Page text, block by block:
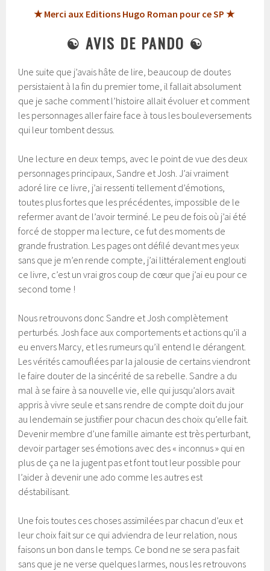
★ Merci aux Editions Hugo Roman pour ce SP ★
☯ AVIS DE PANDO ☯
Une suite que j’avais hâte de lire, beaucoup de doutes
persistaient à la fin du premier tome, il fallait absolument
que je sache comment l’histoire allait évoluer et comment
les personnages aller faire face à tous les bouleversements
qui leur tombent dessus.
Une lecture en deux temps, avec le point de vue des deux
personnages principaux, Sandre et Josh. J’ai vraiment
adoré lire ce livre, j’ai ressenti tellement d’émotions,
toutes plus fortes que les précédentes, impossible de le
refermer avant de l’avoir terminé. Le peu de fois où j’ai été
forcé de stopper ma lecture, ce fut des moments de
grande frustration. Les pages ont défilé devant mes yeux
sans que je m’en rende compte, j’ai littéralement englouti
ce livre, c’est un vrai gros coup de cœur que j’ai eu pour ce
second tome !
Nous retrouvons donc Sandre et Josh complètement
perturbés. Josh face aux comportements et actions qu’il a
eu envers Marcy, et les rumeurs qu’il entend le dérangent.
Les vérités camouflées par la jalousie de certains viendront
le faire douter de la sincérité de sa rebelle. Sandre a du
mal à se faire à sa nouvelle vie, elle qui jusqu’alors avait
appris à vivre seule et sans rendre de compte doit du jour
au lendemain se justifier pour chacun des choix qu’elle fait.
Devenir membre d’une famille aimante est très perturbant,
devoir partager ses émotions avec des « inconnus » qui en
plus de ça ne la jugent pas et font tout leur possible pour
l’aider à devenir une ado comme les autres est
déstabilisant.
Une fois toutes ces choses assimilées par chacun d’eux et
leur choix fait sur ce qui adviendra de leur relation, nous
faisons un bon dans le temps. Ce bond ne se sera pas fait
sans que je ne verse quelques larmes, nous les retrouvons